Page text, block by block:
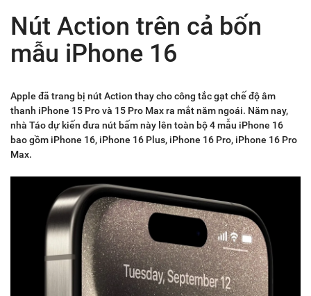
Nút Action trên cả bốn
mẫu iPhone 16
Apple đã trang bị nút Action thay cho công tắc gạt chế độ âm
thanh iPhone 15 Pro và 15 Pro Max ra mắt năm ngoái. Năm nay,
nhà Táo dự kiến đưa nút bấm này lên toàn bộ 4 mẫu iPhone 16
bao gồm iPhone 16, iPhone 16 Plus, iPhone 16 Pro, iPhone 16 Pro
Max.